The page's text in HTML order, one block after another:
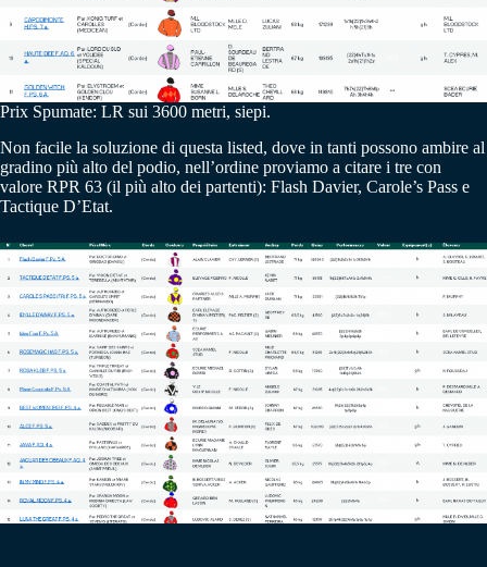
Prix Spumate: LR sui 3600 metri, siepi.
Non facile la soluzione di questa listed, dove in tanti possono ambire al
gradino più alto del podio, nell’ordine proviamo a citare i tre con
valore RPR 63 (il più alto dei partenti): Flash Davier, Carole’s Pass e
Tactique D’Etat.